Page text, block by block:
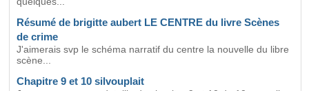
Résumé de brigitte aubert LE CENTRE du livre Scènes
de crime
J'aimerais svp le schéma narratif du centre la nouvelle du libre
scène...
Chapitre 9 et 10 silvouplait